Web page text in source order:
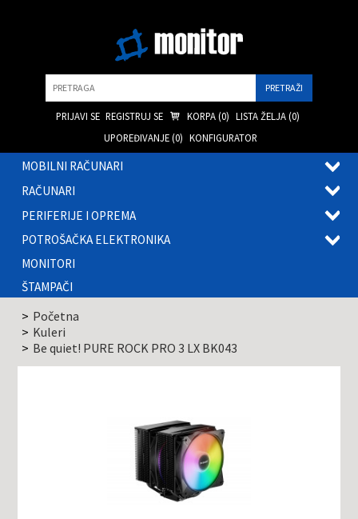
PRIJAVI SE REGISTRUJ SE KORPA (0) LISTA ŽELJA (0)
UPOREĐIVANJE (0) KONFIGURATOR
MOBILNI RAČUNARI
RAČUNARI
PERIFERIJE I OPREMA
POTROŠAČKA ELEKTRONIKA
MONITORI
ŠTAMPAČI
Početna
Kuleri
Be quiet! PURE ROCK PRO 3 LX BK043